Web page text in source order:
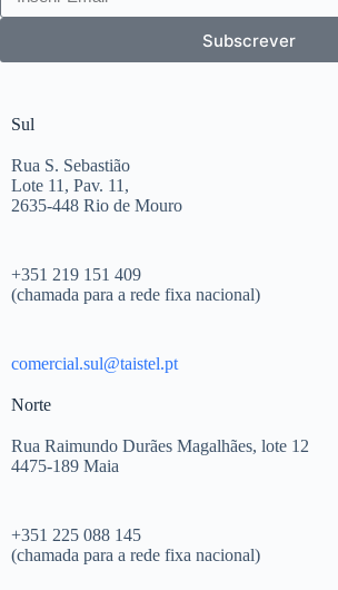
Subscrever
Sul
Rua S. Sebastião
Lote 11, Pav. 11,
2635-448 Rio de Mouro
+351 219 151 409
(chamada para a rede fixa nacional)
comercial.sul@taistel.pt
Norte
Rua Raimundo Durães Magalhães, lote 12
4475-189 Maia
+351 225 088 145
(chamada para a rede fixa nacional)